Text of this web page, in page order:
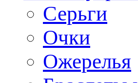
Серьги
Очки
Ожерелья